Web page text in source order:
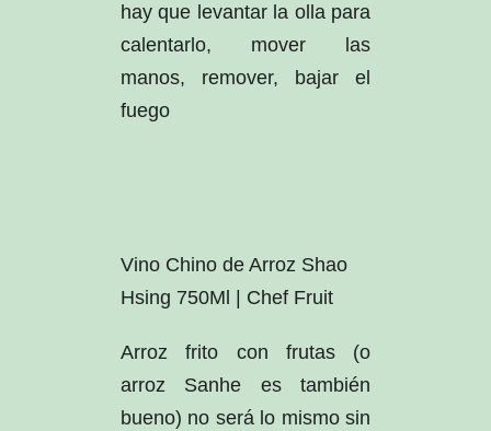
hay que levantar la olla para
calentarlo, mover las
manos, remover, bajar el
fuego
Vino Chino de Arroz Shao
Hsing 750Ml | Chef Fruit
Arroz frito con frutas (o
arroz Sanhe es también
bueno) no será lo mismo sin